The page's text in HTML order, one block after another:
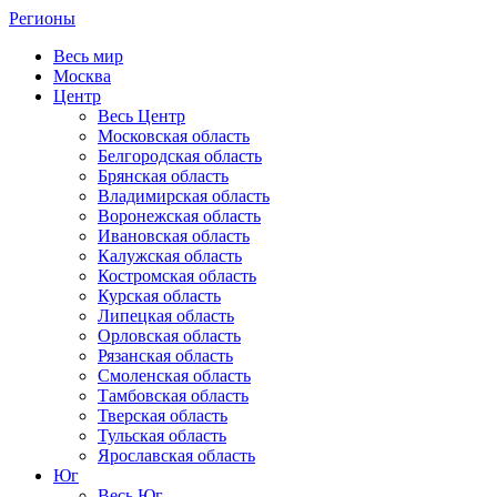
Регионы
Весь мир
Москва
Центр
Весь Центр
Московская область
Белгородская область
Брянская область
Владимирская область
Воронежская область
Ивановская область
Калужская область
Костромская область
Курская область
Липецкая область
Орловская область
Рязанская область
Смоленская область
Тамбовская область
Тверская область
Тульская область
Ярославская область
Юг